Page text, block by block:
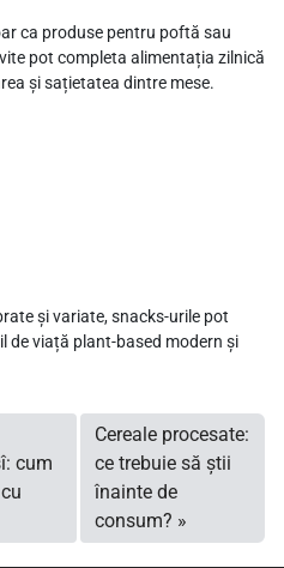
ca produse pentru poftă sau
pot completa alimentația zilnică
și sațietatea dintre mese.
și variate, snacks-urile pot
de viață plant-based modern și
cum
Cereale procesate:
ce trebuie să știi
înainte de
consum?